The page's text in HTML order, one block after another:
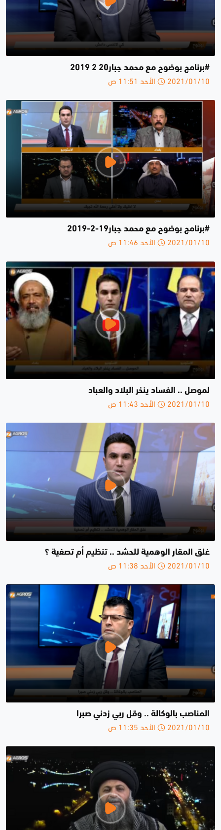
#برنامج بوضوح مع محمد جبار20 2 2019
2021/01/10 الأحد 11:51 ص
#برنامج بوضوح مع محمد جبار19-2-2019
2021/01/10 الأحد 11:46 ص
لموصل .. الفساد ينخر البلاد والعباد
2021/01/10 الأحد 11:43 ص
غلق المقار الوهمية للحشد .. تنظيم أم تصفية ؟
2021/01/10 الأحد 11:38 ص
المناصب بالوكالة .. وقل ربي زدني صبرا
2021/01/10 الأحد 11:35 ص